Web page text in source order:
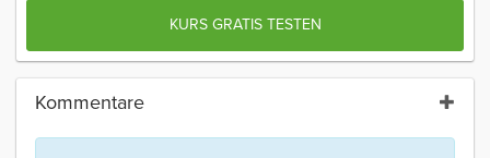
KURS GRATIS TESTEN
Kommentare